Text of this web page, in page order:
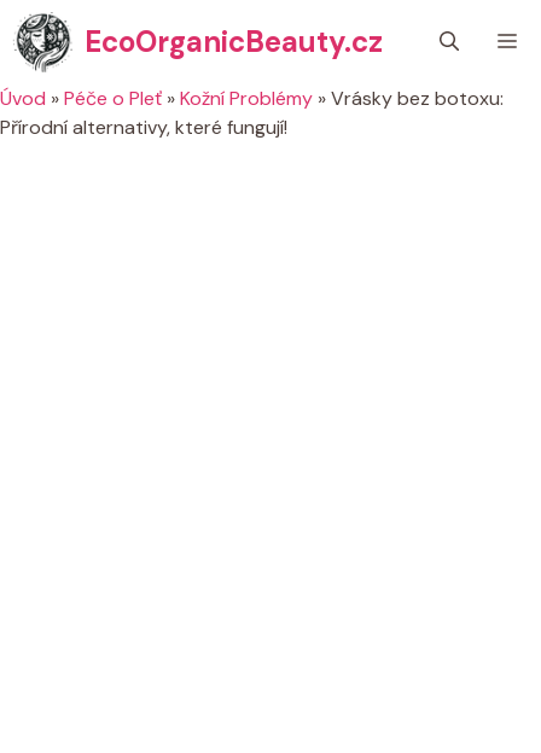
Přeskočit
na
obsah
EcoOrganicBeauty.cz
Úvod »Péče o Pleť »Kožní Problémy »Vrásky bez botoxu:
Přírodní alternativy, které fungují!